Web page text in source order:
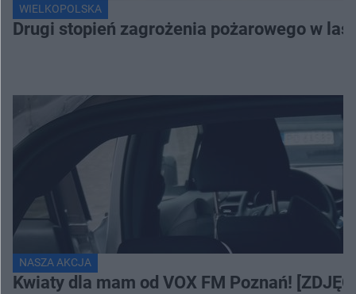
WIELKOPOLSKA
Drugi stopień zagrożenia pożarowego w
NASZA AKCJA
Kwiaty dla mam od VOX FM Poznań!